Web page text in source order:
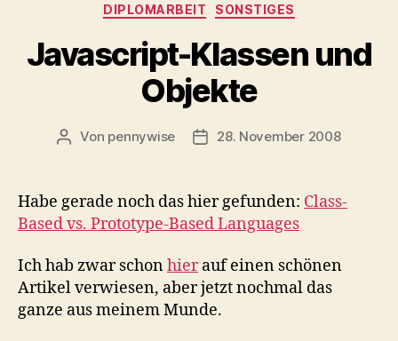
Kategorien
DIPLOMARBEIT SONSTIGES
Javascript-Klassen und
Objekte
Beitragsautor
Von pennywise Veröffentlichungsdatum
28. November 2008
Habe gerade noch das hier gefunden: Class-
Based vs. Prototype-Based Languages
Ich hab zwar schonhierauf einen schönen
Artikel verwiesen, aber jetzt nochmal das
ganze aus meinem Munde.